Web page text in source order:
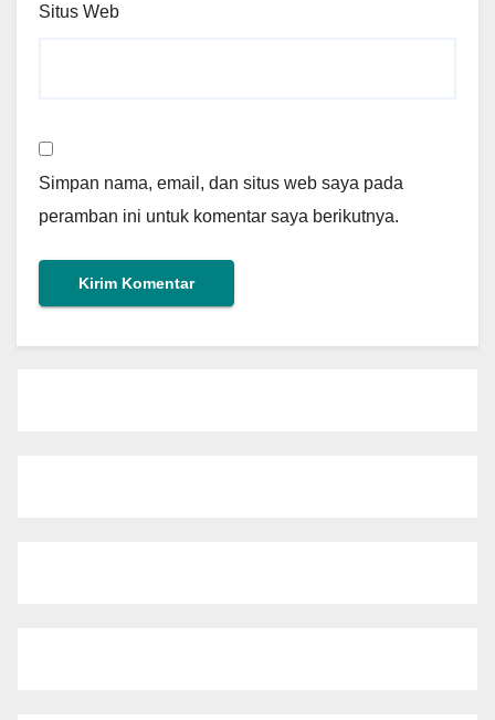
Situs Web
Simpan nama, email, dan situs web saya pada
peramban ini untuk komentar saya berikutnya.